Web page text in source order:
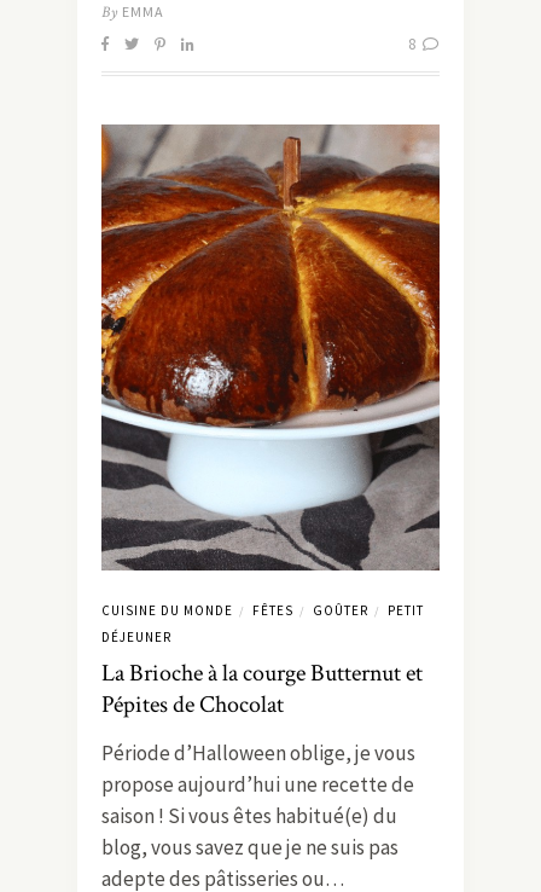
By EMMA
8
CUISINE DU MONDE / FÊTES / GOÛTER /
PETIT
DÉJEUNER
La Brioche à la courge Butternut et
Pépites de Chocolat
Période d’Halloween oblige, je vous
propose aujourd’hui une recette de
saison ! Si vous êtes habitué(e) du
blog, vous savez que je ne suis pas
adepte des pâtisseries ou…